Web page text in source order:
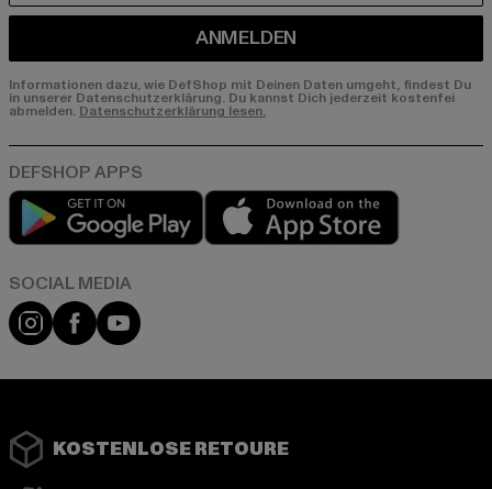
ANMELDEN
Informationen dazu, wie DefShop mit Deinen Daten umgeht, findest Du
in unserer Datenschutzerklärung. Du kannst Dich jederzeit kostenfei
abmelden. Datenschutzerklärung lesen.
Play market
Instagram
FacebookYouTube
KOSTENLOSE RETOURE